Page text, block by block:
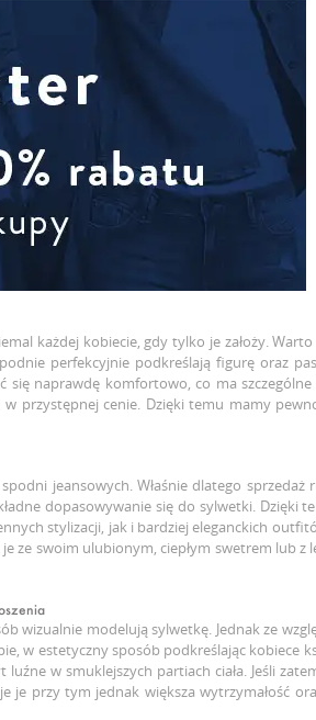
każdej kobiecie, gdy tylko je założy.
perfekcyjnie podkreślają figurę oraz
się naprawdę komfortowo, co ma
przystępnej cenie. Dzięki temu mamy
jeansowych. Właśnie dlatego
dopasowywanie się do sylwetki.
stylizacji, jak i bardziej eleganckich
ze swoim ulubionym, ciepłym swetrem
wizualnie modelują sylwetkę. Jednak ze
w estetyczny sposób podkreślając kobiece
w smuklejszych partiach ciała. Jeśli
je przy tym jednak większa wytrzymałość